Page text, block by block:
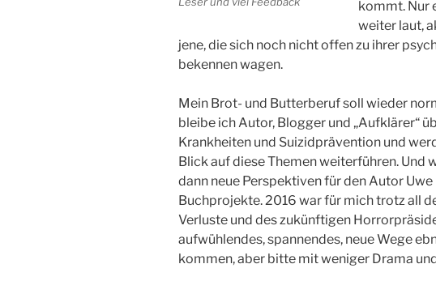
kommt. Nur
weiter laut,
jene, die sich noch nicht offen zu ihrer
bekennen wagen.
Mein Brot- und Butterberuf soll wieder
bleibe ich Autor, Blogger und „Aufklärer“
Krankheiten und Suizidprävention und
Blick auf diese Themen weiterführen. Und
dann neue Perspektiven für den Autor Uwe
Buchprojekte. 2016 war für mich trotz all
Verluste und des zukünftigen
aufwühlendes, spannendes, neue Wege
kommen, aber bitte mit weniger Drama